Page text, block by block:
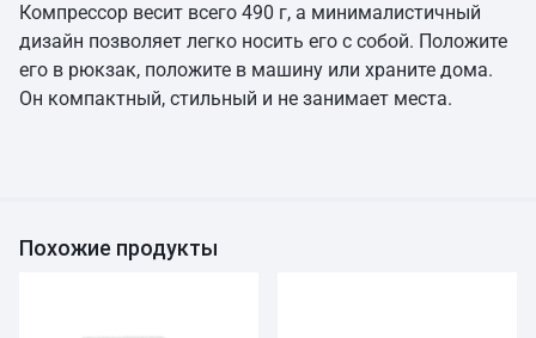
Компрессор весит всего 490 г, а минималистичный
дизайн позволяет легко носить его с собой. Положите
его в рюкзак, положите в машину или храните дома.
Он компактный, стильный и не занимает места.
Похожие продукты